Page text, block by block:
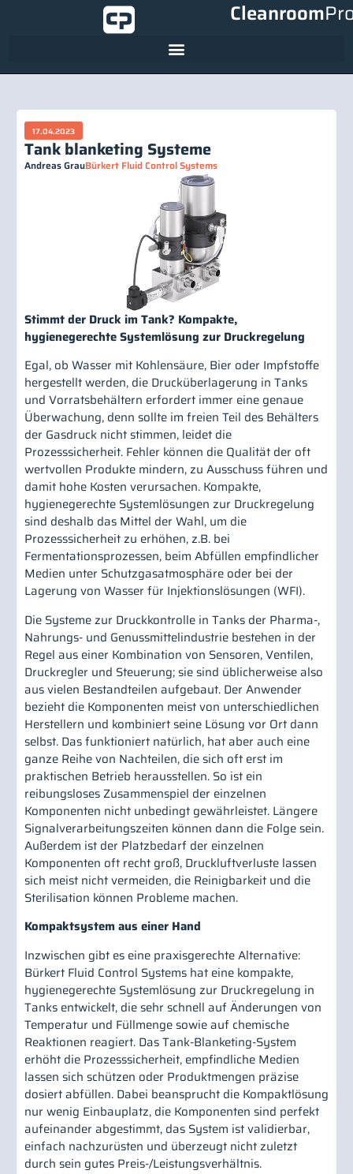
Cleanroom
17.04.2023
Tank blanketing Systeme
Andreas GrauBürkert Fluid Control Systems
Stimmt der Druck im Tank? Kompakte,
hygienegerechte Systemlösung zur Druckregelung
Egal, ob Wasser mit Kohlensäure, Bier oder Impfstoffe
hergestellt werden, die Drucküberlagerung in Tanks
und Vorratsbehältern erfordert immer eine genaue
Überwachung, denn sollte im freien Teil des Behälters
der Gasdruck nicht stimmen, leidet die
Prozesssicherheit. Fehler können die Qualität der oft
wertvollen Produkte mindern, zu Ausschuss führen und
damit hohe Kosten verursachen. Kompakte,
hygienegerechte Systemlösungen zur Druckregelung
sind deshalb das Mittel der Wahl, um die
Prozesssicherheit zu erhöhen, z.B. bei
Fermentationsprozessen, beim Abfüllen empfindlicher
Medien unter Schutzgasatmosphäre oder bei der
Lagerung von Wasser für Injektionslösungen (WFI).
Die Systeme zur Druckkontrolle in Tanks der Pharma-,
Nahrungs- und Genussmittelindustrie bestehen in der
Regel aus einer Kombination von Sensoren, Ventilen,
Druckregler und Steuerung; sie sind üblicherweise also
aus vielen Bestandteilen aufgebaut. Der Anwender
bezieht die Komponenten meist von unterschiedlichen
Herstellern und kombiniert seine Lösung vor Ort dann
selbst. Das funktioniert natürlich, hat aber auch eine
ganze Reihe von Nachteilen, die sich oft erst im
praktischen Betrieb herausstellen. So ist ein
reibungsloses Zusammenspiel der einzelnen
Komponenten nicht unbedingt gewährleistet. Längere
Signalverarbeitungszeiten können dann die Folge sein.
Außerdem ist der Platzbedarf der einzelnen
Komponenten oft recht groß, Druckluftverluste lassen
sich meist nicht vermeiden, die Reinigbarkeit und die
Sterilisation können Probleme machen.
Kompaktsystem aus einer Hand
Inzwischen gibt es eine praxisgerechte Alternative:
Bürkert Fluid Control Systems hat eine kompakte,
hygienegerechte Systemlösung zur Druckregelung in
Tanks entwickelt, die sehr schnell auf Änderungen von
Temperatur und Füllmenge sowie auf chemische
Reaktionen reagiert. Das Tank-Blanketing-System
erhöht die Prozesssicherheit, empfindliche Medien
lassen sich schützen oder Produktmengen präzise
dosiert abfüllen. Dabei beansprucht die Kompaktlösung
nur wenig Einbauplatz, die Komponenten sind perfekt
aufeinander abgestimmt, das System ist validierbar,
einfach nachzurüsten und überzeugt nicht zuletzt
durch sein gutes Preis-/Leistungsverhältnis.